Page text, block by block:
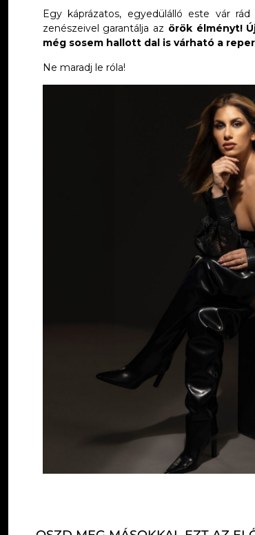
Egy káprázatos, egyedülálló este vár rád
zenészeivel garantálja az örök élményt!
még sosem hallott dal is várható a
Ne maradj le róla!